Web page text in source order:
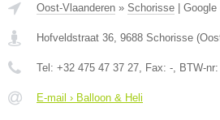
Oost-Vlaanderen » Schorisse Google
Hofveldstraat 36 9688 Schorisse (
Tel: +32 475 47 37 27 , Fax: - , BTW-nr:
E-mail › Balloon & Heli